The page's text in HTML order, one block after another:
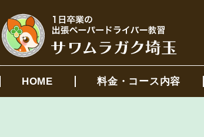
HOME 料金・コース内容